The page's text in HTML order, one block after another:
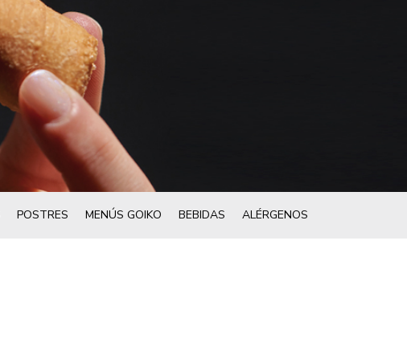
POSTRES MENÚS GOIKO BEBIDAS ALÉRGENOS